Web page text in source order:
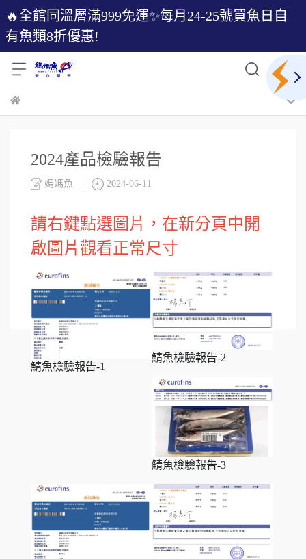
🔥全館同溫層滿999免運✨每月24-25號買魚日自
有魚類8折優惠!
2024產品檢驗報告
媽媽魚 2024-06-11
請右鍵點選圖片，在新分頁中開
啟圖片觀看正常尺寸
鯖魚檢驗報告-1
鯖魚檢驗報告-2
鯖魚檢驗報告-3